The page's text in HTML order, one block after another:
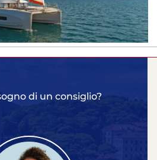
di un consiglio?